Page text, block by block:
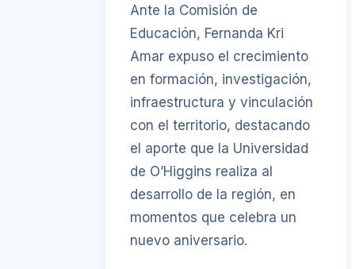
Ante la Comisión de
Educación, Fernanda Kri
Amar expuso el crecimiento
en formación, investigación,
infraestructura y vinculación
con el territorio, destacando
el aporte que la Universidad
de O’Higgins realiza al
desarrollo de la región, en
momentos que celebra un
nuevo aniversario.